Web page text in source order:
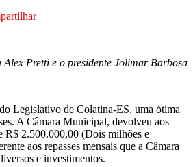
Pretti e o presidente Jolimar Barbosa
Legislativo de Colatina-ES, uma ótima
A Câmara Municipal, devolveu aos
R$ 2.500.000,00 (Dois milhões e
aos repasses mensais que a Câmara
e investimentos.